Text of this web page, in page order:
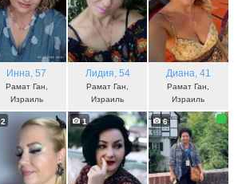
Инна, 57
Рамат Ган,
Израиль
Лидия, 54
Рамат Ган,
Израиль
Диана, 41
Рамат Ган,
Израиль
2 1 6